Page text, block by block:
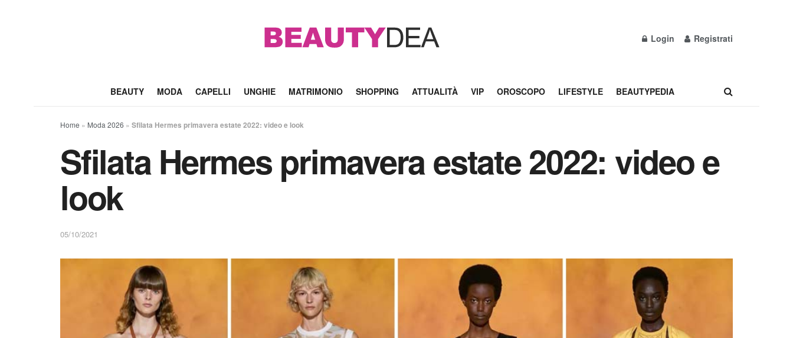
Login Registrati
BEAUTY MODA CAPELLI UNGHIE MATRIMONIO SHOPPING ATTUALITÀ VIP OROSCOPO LIFESTYLE BEAUTYPEDIA
Home » Moda 2026 » Sfilata Hermes primavera estate 2022: video e look
Sfilata Hermes primavera estate 2022: video e
look
05/10/2021